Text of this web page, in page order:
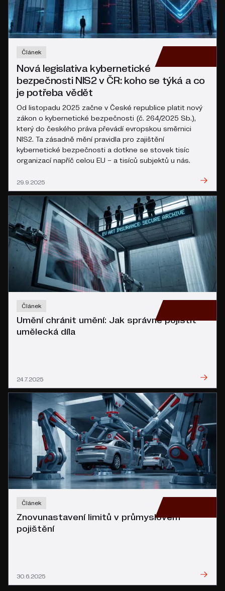
Článek
Nová legislativa kybernetické
bezpečnosti NIS2 v ČR: koho se týká a co
je potřeba vědět
Od listopadu 2025 začne v České republice platit nový
zákon o kybernetické bezpečnosti (č. 264/2025 Sb.),
který do českého práva převádí evropskou směrnici
NIS2. Ta zásadně mění pravidla pro zajištění
kybernetické bezpečnosti a dotkne se stovek tisíc
organizací napříč celou EU – a tisíců subjektů u nás.
29.9.2025
Článek
Umění chránit umění: Jak správně pojistit
umělecká díla
24.7.2025
Článek
Znovunastavení limitů v průmyslovém
pojištění
30.6.2025